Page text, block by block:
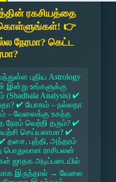
ரகசியத்தை
கொள்ளுங்கள்! 👉
நேரமா? கெட்ட
புதிய Astrology
இன்று உங்களுக்கு
Analysis) ✔
✔ யோகம் – நல்லதா
– வேலைக்கு உகந்த
நேரம் வெற்றி தரும்? ✔
செய்யலாமா? ✔
தசை, புத்தி, அந்தரம்
பொதுவான ராசிபலன்
ஜாதக அடிப்படையில்
இருந்தால் → வேலை